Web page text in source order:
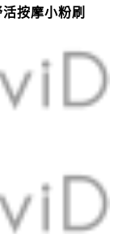
按摩小粉刷